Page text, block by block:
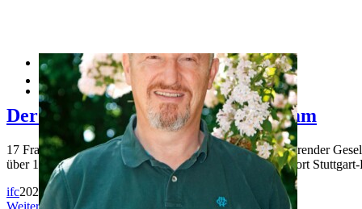
Bildung
Medienkaufmann/-frau Digital & Print
Volontärskurs Publishing


Der Apfel fällt nicht weit vom Stamm
17 Fragen an Matthias Ulmer, Verleger und Geschäftsführender
über 150jährigen Familientradition. Verwurzelt am Standort
ifc2022-01-11T15:48:00+01:00
Weiterlesen